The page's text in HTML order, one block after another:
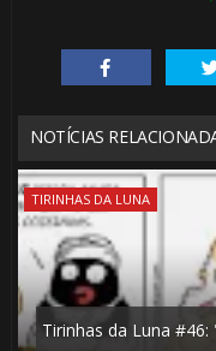
NOTÍCIAS
TIRINHAS DA LUNA
Tirinhas da Luna #46: